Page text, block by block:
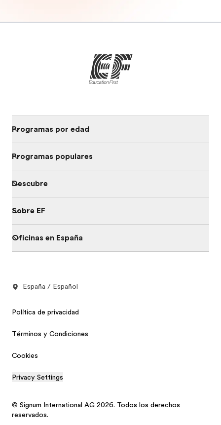
Programas por edad
Programas populares
Descubre
Sobre EF
Oficinas en España
España / Español
Política de privacidad
Términos y Condiciones
Cookies
Privacy Settings
© Signum International AG 2026. Todos los derechos
reservados.